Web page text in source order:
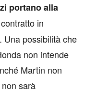
portano alla
in
Una possibilità che
non intende
Martin non
sarà